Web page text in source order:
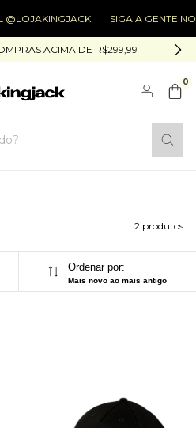
@LOJAKINGJACK SIGA A GENTE
ACIMA DE R$299,99
0
2 produtos
Ordenar por:
Mais novo ao mais antigo